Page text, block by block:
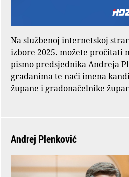
Na službenoj internetskoj
izbore 2025. možete pročitati
pismo predsjednika Andreja
građanima te naći imena
župane i gradonačelnike
Andrej Plenković